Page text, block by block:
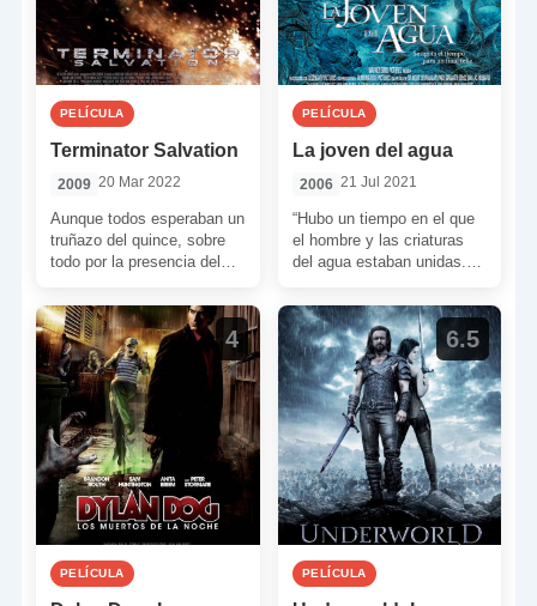
PELÍCULA
Terminator Salvation
2009 20 Mar 2022
Aunque todos esperaban un
truñazo del quince, sobre
todo por la presencia del
proclama como […]
PELÍCULA
La joven del agua
2006 21 Jul 2021
“Hubo un tiempo en el que
el hombre y las criaturas
del agua estaban unidas.
hablaban […]
4
PELÍCULA
6.5
PELÍCULA